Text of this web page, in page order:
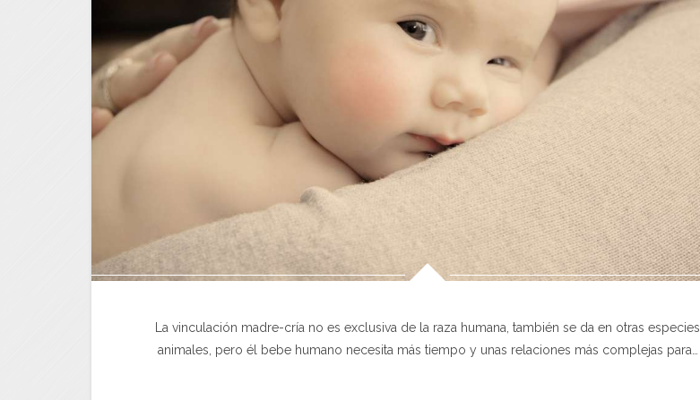
La vinculación madre-cría no es exclusiva de la raza humana, también se da en otras especies
animales, pero él bebe humano necesita más tiempo y unas relaciones más complejas para…